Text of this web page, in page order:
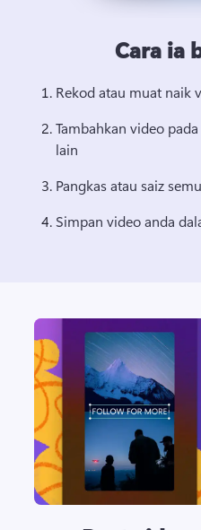
Cara ia
Rekod atau muat naik
Tambahkan video
lain
Pangkas atau saiz
Simpan video anda